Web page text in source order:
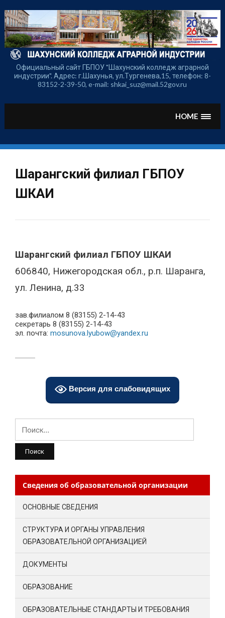
к
содержимому
Официальный сайт ГБПОУ "Шахунский колледж аграрной
индустрии". Адрес: г.Шахунья, ул.Тургенева,15, телефон: 8-
83152-2-39-50, e-mail: shkai_suz@mail.52gov.ru
HOME
Шарангский филиал ГБПОУ
ШКАИ
Шарангский филиал ГБПОУ ШКАИ
606840, Нижегородская обл., р.п. Шаранга,
ул. Ленина, д.33
зав.филиалом 8 (83155) 2-14-43
секретарь 8 (83155) 2-14-43
эл. почта: mosunova.lyubow@yandex.ru
Версия для слабовидящих
Сведения об образовательной организации
ОСНОВНЫЕ СВЕДЕНИЯ
СТРУКТУРА И ОРГАНЫ УПРАВЛЕНИЯ
ОБРАЗОВАТЕЛЬНОЙ ОРГАНИЗАЦИЕЙ
ДОКУМЕНТЫ
ОБРАЗОВАНИЕ
ОБРАЗОВАТЕЛЬНЫЕ СТАНДАРТЫ И ТРЕБОВАНИЯ